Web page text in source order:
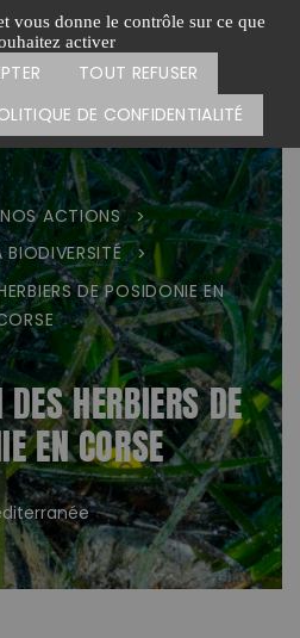
vous donne le contrôle sur ce que
activer
TOUT REFUSER
DE CONFIDENTIALITÉ
Menu
FAIRE UN DON
NOS ACTIONS >
BIODIVERSITÉ >
DE POSIDONIE EN
HERBIERS DE
EN CORSE